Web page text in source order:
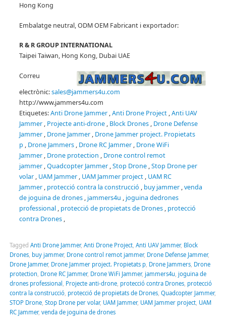
Hong Kong
Embalatge neutral, ODM OEM Fabricant i exportador:
R & R GROUP INTERNATIONAL
Taipei Taiwan, Hong Kong, Dubai UAE
Correu
electrònic:sales@jammers4u.com
http://www.jammers4u.com
Etiquetes:Anti Drone Jammer,Anti Drone Project,Anti UAV
Jammer, Projecte anti-drone, Block Drones, Drone Defense
Jammer, Drone Jammer, Drone Jammer project. Propietats
p , Drone Jammers, Drone RC Jammer, Drone WiFi
Jammer, Drone protection , Drone control remot
jammer,Quadcopter Jammer,Stop Drone,Stop Drone per
volar, UAM Jammer, UAM Jammer project, UAM RC
Jammer, protecció contra la construcció , buy jammer,venda
de joguina dedrones, jammers4u , joguina dedrones
professional, protecció de propietats de Drones, protecció
contra Drones,
Tagged Anti Drone Jammer, Anti Drone Project, Anti UAV Jammer, Block
Drones, buy jammer, Drone control remot jammer, Drone Defense Jammer,
Drone Jammer, Drone Jammer project. Propietats p, Drone Jammers, Drone
protection Drone RC Jammer, Drone WiFi Jammer, jammers4u joguina de
drones professional
Projecte anti-drone, protecció contra Drones, protecció
contra la construcció, protecció de propietats de Drones, Quadcopter Jammer,
STOP Drone, Stop Drone per volar, UAM Jammer, UAM Jammer project, UAM
RC Jammer, venda de joguina de drones